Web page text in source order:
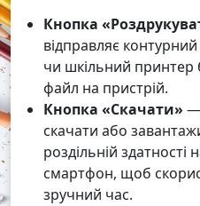
Кнопка
відправляє
чи шкільний принтер
файл на пристрій.
Кнопка «Скачати» —
скачати або
роздільній
смартфон, щоб
зручний час.